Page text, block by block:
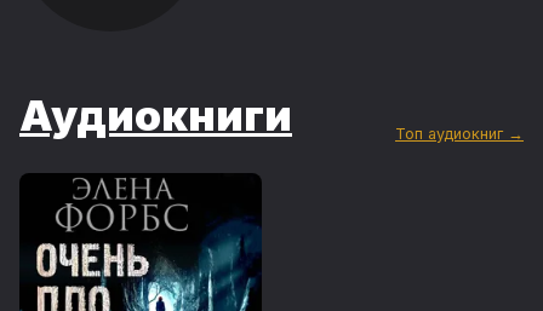
Аудиокниги Топ аудиокниг →